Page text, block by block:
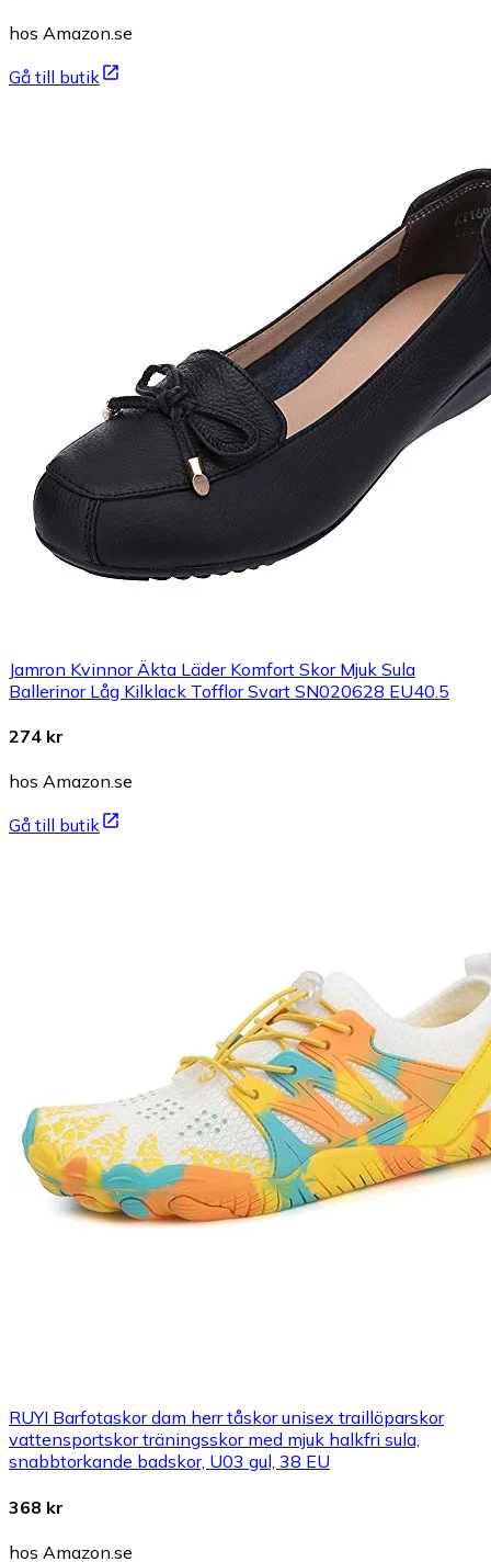
hos Amazon.se
Gå till butik
Jamron Kvinnor Äkta Läder Komfort Skor Mjuk Sula
Ballerinor Låg Kilklack Tofflor Svart SN020628 EU40.5
274 kr
hos Amazon.se
Gå till butik
RUYI Barfotaskor dam herr tåskor unisex traillöparskor
vattensportskor träningsskor med mjuk halkfri sula,
snabbtorkande badskor, U03 gul, 38 EU
368 kr
hos Amazon.se